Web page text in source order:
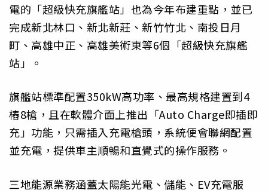
電的「超級快充旗艦站」也為今年布建重點，並已
完成新北林口、新北新莊、新竹竹北、南投日月
町、高雄中正、高雄美術東等6個「超級快充旗艦
站」。
旗艦站標準配置350kW高功率、最高規格建置到4
樁8槍，且在軟體介面上推出「Auto Charge即插即
充」功能，只需插入充電槍頭，系統便會聯網配置
並充電，提供車主順暢和直覺式的操作服務。
三地能源業務涵蓋太陽能光電、儲能、EV充電服